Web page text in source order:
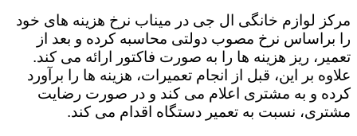
مرکز لوازم خانگی ال جی در میناب نرخ هزینه های خود
را براساس نرخ مصوب دولتی محاسبه کرده و بعد از
تعمیر، ریز هزینه ها را به صورت فاکتور ارائه می کند.
علاوه بر این، قبل از انجام تعمیرات، هزینه ها را برآورد
کرده و به مشتری اعلام می کند و در صورت رضایت
مشتری، نسبت به تعمیر دستگاه اقدام می کند.